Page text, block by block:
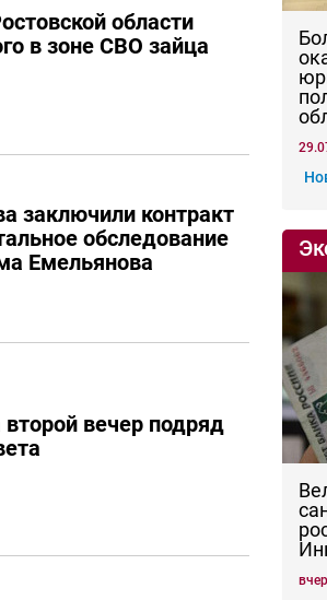
области
в зоне СВО зайца
заключили контракт
обследование
Емельянова
вечер подряд